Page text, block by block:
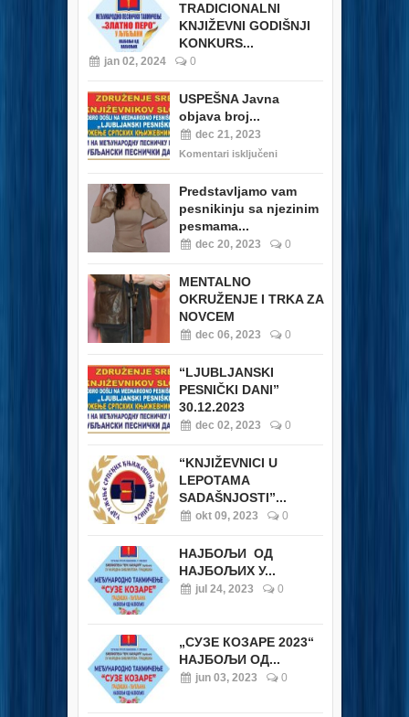
TRADICIONALNI
KNJIŽEVNI GODIŠNJI
KONKURS...
jan 02, 2024 0
USPEŠNA Javna
objava broj...
dec 21, 2023
Komentari isključeni
Predstavljamo vam
pesnikinju sa njezinim
pesmama...
dec 20, 2023 0
MENTALNO
OKRUŽENJE I TRKA ZA
NOVCEM
dec 06, 2023 0
“LJUBLJANSKI
PESNIČKI DANI”
30.12.2023
dec 02, 2023 0
“KNJIŽEVNICI U
LEPOTAMA
SADAŠNJOSTI”...
okt 09, 2023 0
НАЈБОЉИ ОД
НАЈБОЉИХ У...
jul 24, 2023 0
„СУЗЕ КОЗАРЕ 2023“
НАЈБОЉИ ОД...
jun 03, 2023 0